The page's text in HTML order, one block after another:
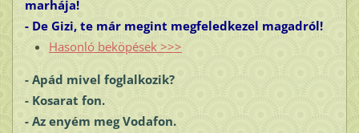
marhája!
- De Gizi, te már megint megfeledkezel magadról!
Hasonló beköpések >>>
- Apád mivel foglalkozik?
- Kosarat fon.
- Az enyém megVodafon.